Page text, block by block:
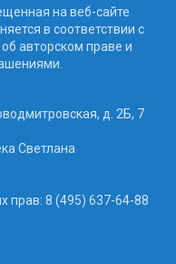
на веб-сайте
в соответствии с
авторском праве и
д. 2Б, 7
Светлана
прав: 8 (495) 637-64-88